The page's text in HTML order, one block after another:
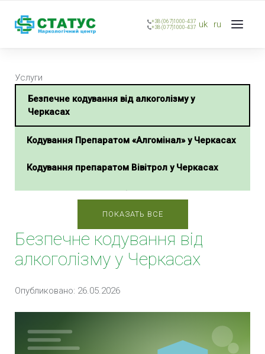
+38 (067)1000-437
+38 (077)1000-437 uk ru
Услуги
Безпечне кодування від алкоголізму у
Черкасах
Кодування Препаратом «Алгомінал» у Черкасах
Кодування препаратом Вівітрол у Черкасах
Кодування Колме у Черкасах
Кодування Тетлонгом у Черкасах
ПОКАЗАТЬ ВСЕ
Безпечне кодування від
алкоголізму у Черкасах
Опубликовано: 26.05.2026